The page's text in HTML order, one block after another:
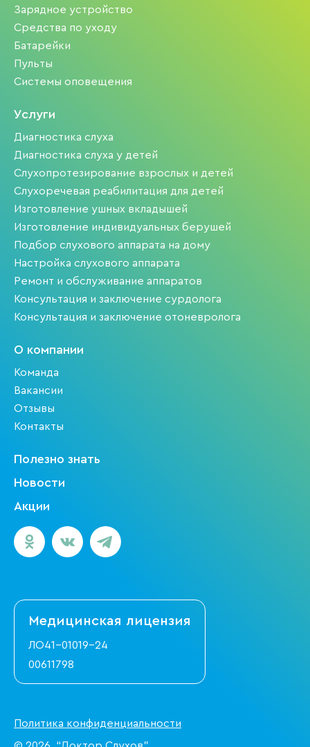
Зарядное устройство
Средства по уходу
Батарейки
Пульты
Системы оповещения
Услуги
Диагностика слуха
Диагностика слуха у детей
Слухопротезирование взрослых и детей
Слухоречевая реабилитация для детей
Изготовление ушных вкладышей
Изготовление индивидуальных берушей
Подбор слухового аппарата на дому
Настройка слухового аппарата
Ремонт и обслуживание аппаратов
Консультация и заключение сурдолога
Консультация и заключение отоневролога
О компании
Команда
Вакансии
Отзывы
Контакты
Полезно знать
Новости
Акции
Политика конфиденциальности
Медицинская лицензия
ЛО41-01019-24
00611798